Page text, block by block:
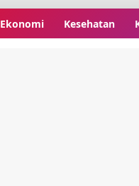
Ekonomi Kesehatan